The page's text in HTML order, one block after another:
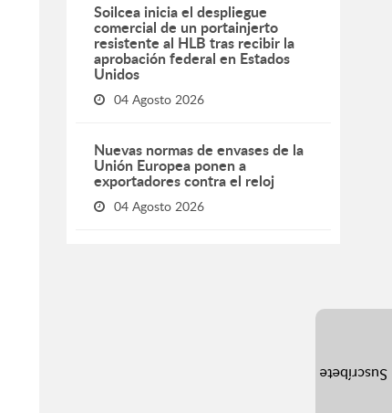
Soilcea inicia el despliegue
comercial de un portainjerto
resistente al HLB tras recibir la
aprobación federal en Estados
Unidos
04 Agosto 2026
Nuevas normas de envases de la
Unión Europea ponen a
exportadores contra el reloj
04 Agosto 2026
Suscríbete